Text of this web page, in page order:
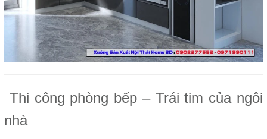
Thi công phòng bếp – Trái tim của ngôi
nhà